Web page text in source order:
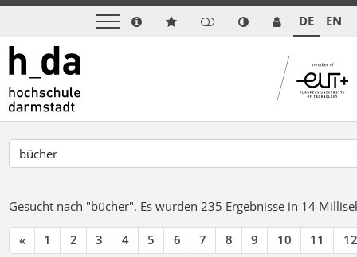
DE EN
Gesucht nach "bücher". Es wurden 235 Ergebnisse in 14
« 1 2 3 4 5 6 7 8 9 10 11 12